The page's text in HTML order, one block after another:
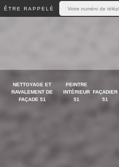
ÊTRE RAPPELÉ
NETTOYAGE ET
RAVALEMENT DE
FAÇADE 51
PEINTRE
INTÉRIEUR
51
FAÇADIER
51